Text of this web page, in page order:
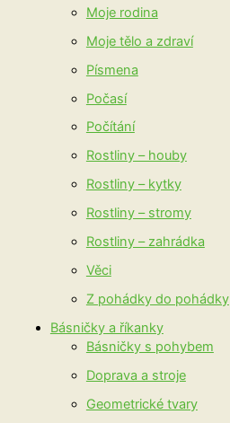
Moje rodina
Moje tělo a zdraví
Písmena
Počasí
Počítání
Rostliny – houby
Rostliny – kytky
Rostliny – stromy
Rostliny – zahrádka
Věci
Z pohádky do pohádky
Básničky a říkanky
Básničky s pohybem
Doprava a stroje
Geometrické tvary